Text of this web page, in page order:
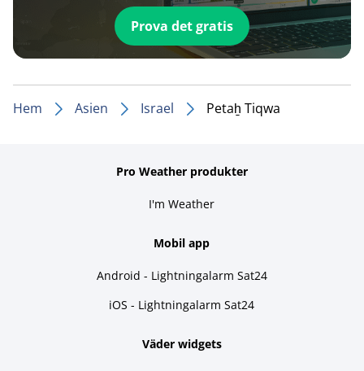
Prova det gratis
Hem Asien Israel Petaẖ Tiqwa
Pro Weather produkter
I'm Weather
Mobil app
Android - Lightningalarm Sat24
iOS - Lightningalarm Sat24
Väder widgets